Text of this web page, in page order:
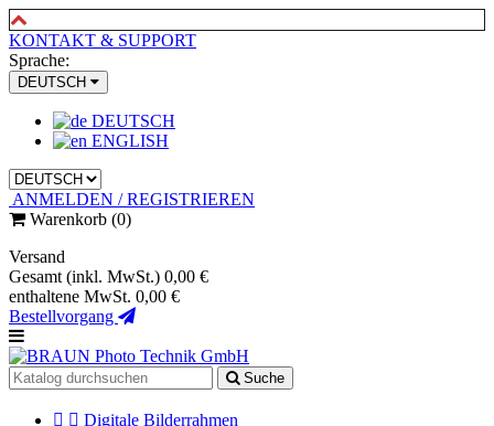
KONTAKT & SUPPORT
Sprache:
DEUTSCH
DEUTSCH
ENGLISH
ANMELDEN / REGISTRIEREN
Warenkorb (0)
Versand
Gesamt (inkl. MwSt.) 0,00 €
enthaltene MwSt. 0,00 €
Bestellvorgang
Suche
  Digitale Bilderrahmen